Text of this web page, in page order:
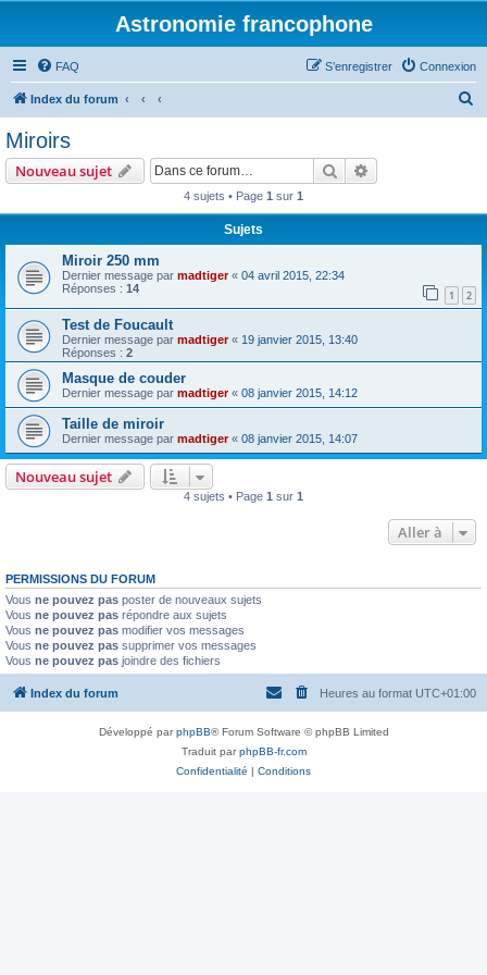
Astronomie francophone
FAQ Connexion
S’enregistrer
Index du forum
e
Miroirs
Nouveau sujet Rechercher
4 sujets • Page 1 sur 1
Sujets
Miroir 250 mm
Dernier message par madtiger« 04 avril 2015, 22:34
Réponses : 14 1 2
Test de Foucault
Dernier message par madtiger« 19 janvier 2015, 13:40
Réponses : 2
Masque de couder
Dernier message par madtiger« 08 janvier 2015, 14:12
Taille de miroir
Dernier message par madtiger« 08 janvier 2015, 14:07
Nouveau sujet
4 sujets • Page 1 sur 1
Aller à
PERMISSIONS DU FORUM
Vous ne pouvez pas poster de nouveaux sujets
Vous ne pouvez pas répondre aux sujets
Vous ne pouvez pas modifier vos messages
Vous ne pouvez pas supprimer vos messages
Vous ne pouvez pas joindre des fichiers
Index du forum Heures au format UTC+01:00
Développé parphpBB® Forum Software © phpBB Limited
Traduit parphpBB-fr.com
Confidentialité | Conditions